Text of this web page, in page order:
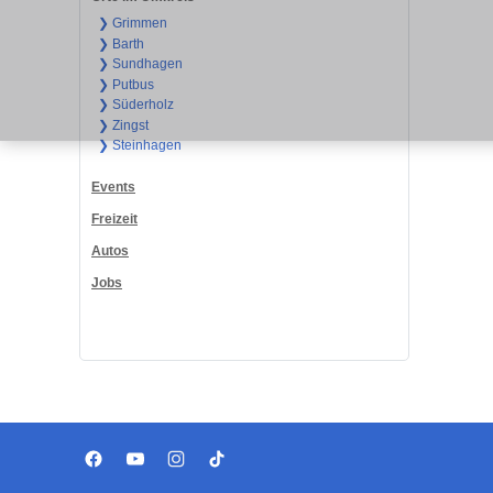
❯ Grimmen
❯ Barth
❯ Sundhagen
❯ Putbus
❯ Süderholz
❯ Zingst
❯ Steinhagen
Events
Freizeit
Autos
Jobs